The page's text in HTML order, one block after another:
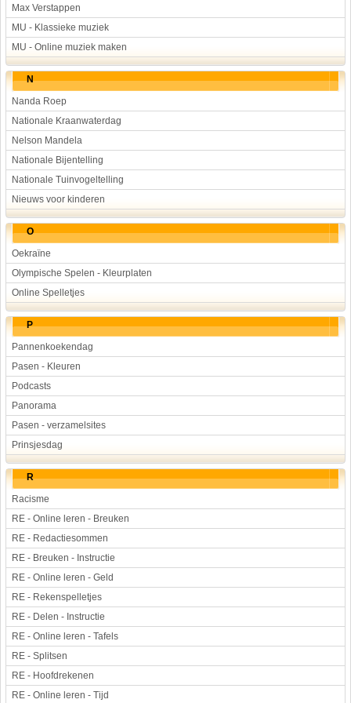
Max Verstappen
MU - Klassieke muziek
MU - Online muziek maken
N
Nanda Roep
Nationale Kraanwaterdag
Nelson Mandela
Nationale Bijentelling
Nationale Tuinvogeltelling
Nieuws voor kinderen
O
Oekraïne
Olympische Spelen - Kleurplaten
Online Spelletjes
P
Pannenkoekendag
Pasen - Kleuren
Podcasts
Panorama
Pasen - verzamelsites
Prinsjesdag
R
Racisme
RE - Online leren - Breuken
RE - Redactiesommen
RE - Breuken - Instructie
RE - Online leren - Geld
RE - Rekenspelletjes
RE - Delen - Instructie
RE - Online leren - Tafels
RE - Splitsen
RE - Hoofdrekenen
RE - Online leren - Tijd